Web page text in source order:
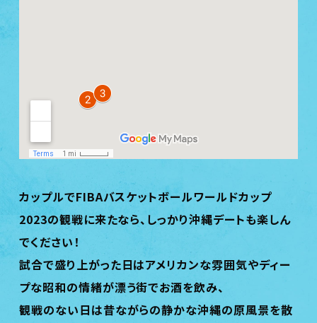
カップルでFIBAバスケットボールワールドカップ
2023の観戦に来たなら、 しっかり沖縄デートも楽しん
でください！
試合で盛り上がった日はアメリカンな雰囲気やディー
プな昭和の情緒が漂う街でお酒を飲み、
観戦のない日は昔ながらの静かな沖縄の原風景を散